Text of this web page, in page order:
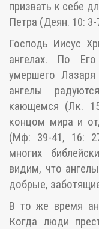
призвать к себе
Петра (Деян. 10: 3-
Господь Иисус
ангелах. По
умершего
ангелы
кающемся (Лк.
концом мира и
(Мф: 39-41, 16:
многих
видим, что
добрые,
В то же время
Когда люди